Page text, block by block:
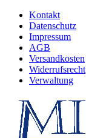
Kontakt
Datenschutz
Impressum
AGB
Versandkosten
Widerrufsrecht
Verwaltung